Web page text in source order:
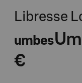
Libresse
umbes
€